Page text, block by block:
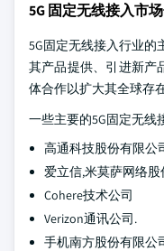
5G 固定无线接入市
5G固定无线接入行业的
其产品提供、引进新产
体合作以扩大其全球存在
一些主要的5G固定无线
高通科技股份有限公
爱立信,米莫萨网络
Cohere技术公司
Verizon通讯公司.
手机南方股份有限公